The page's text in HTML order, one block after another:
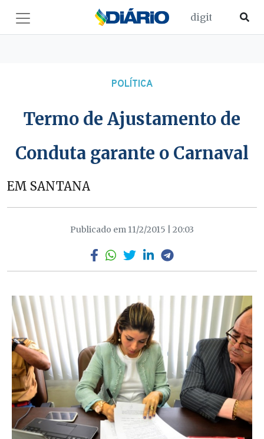
POLÍTICA
Termo de Ajustamento de
Conduta garante o Carnaval
EM SANTANA
Publicado em 11/2/2015 | 20:03